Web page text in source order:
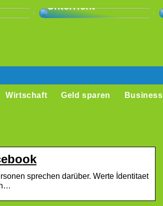
Unterricht
Wirtschaft Geld sparen Business
sprechen darüber. Werte İdentitaet